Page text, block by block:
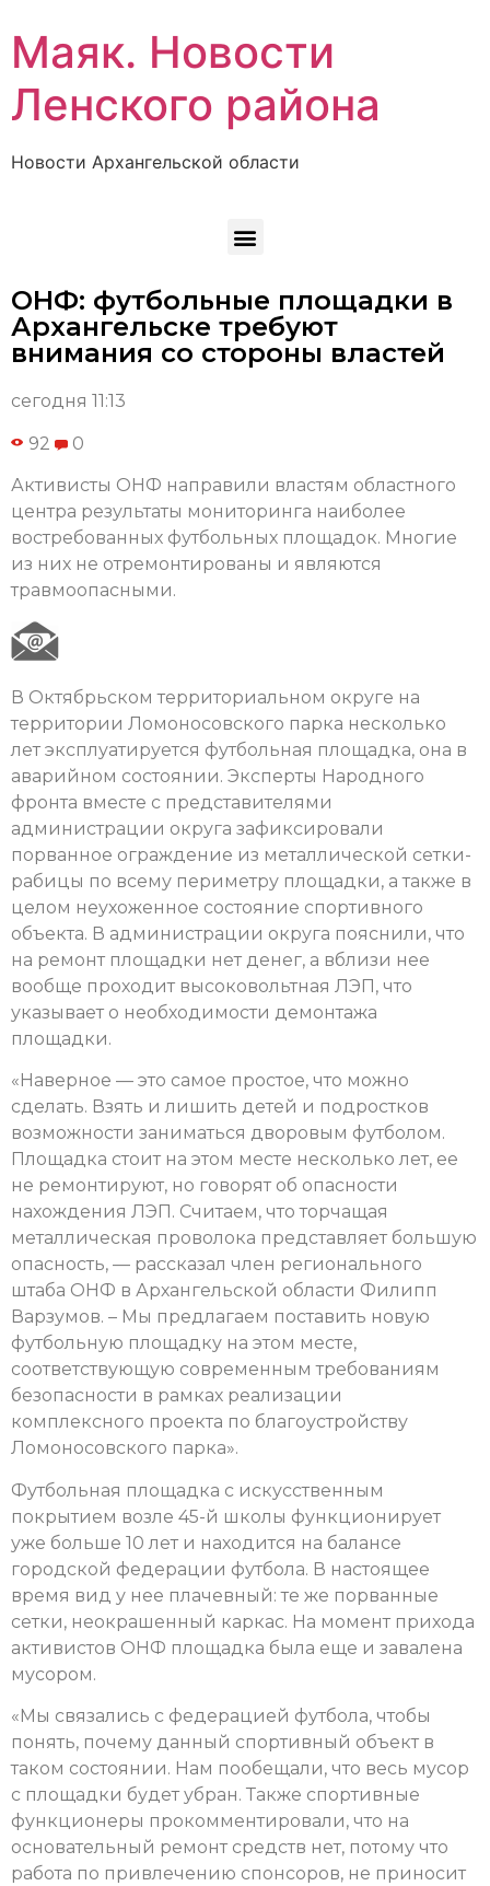
Маяк. Новости
Ленского района
Новости Архангельской области
ОНФ: футбольные площадки в
Архангельске требуют
внимания со стороны властей
сегодня 11:13
92 0
Активисты ОНФ направили властям областного
центра результаты мониторинга наиболее
востребованных футбольных площадок. Многие
из них не отремонтированы и являются
травмоопасными.
В Октябрьском территориальном округе на
территории Ломоносовского парка несколько
лет эксплуатируется футбольная площадка, она в
аварийном состоянии. Эксперты Народного
фронта вместе с представителями
администрации округа зафиксировали
порванное ограждение из металлической сетки-
рабицы по всему периметру площадки, а также в
целом неухоженное состояние спортивного
объекта. В администрации округа пояснили, что
на ремонт площадки нет денег, а вблизи нее
вообще проходит высоковольтная ЛЭП, что
указывает о необходимости демонтажа
площадки.
«Наверное — это самое простое, что можно
сделать. Взять и лишить детей и подростков
возможности заниматься дворовым футболом.
Площадка стоит на этом месте несколько лет, ее
не ремонтируют, но говорят об опасности
нахождения ЛЭП. Считаем, что торчащая
металлическая проволока представляет большую
опасность, — рассказал член регионального
штаба ОНФ в Архангельской области Филипп
Варзумов. – Мы предлагаем поставить новую
футбольную площадку на этом месте,
соответствующую современным требованиям
безопасности в рамках реализации
комплексного проекта по благоустройству
Ломоносовского парка».
Футбольная площадка с искусственным
покрытием возле 45-й школы функционирует
уже больше 10 лет и находится на балансе
городской федерации футбола. В настоящее
время вид у нее плачевный: те же порванные
сетки, неокрашенный каркас. На момент прихода
активистов ОНФ площадка была еще и завалена
мусором.
«Мы связались с федерацией футбола, чтобы
понять, почему данный спортивный объект в
таком состоянии. Нам пообещали, что весь мусор
с площадки будет убран. Также спортивные
функционеры прокомментировали, что на
основательный ремонт средств нет, потому что
работа по привлечению спонсоров, не приносит